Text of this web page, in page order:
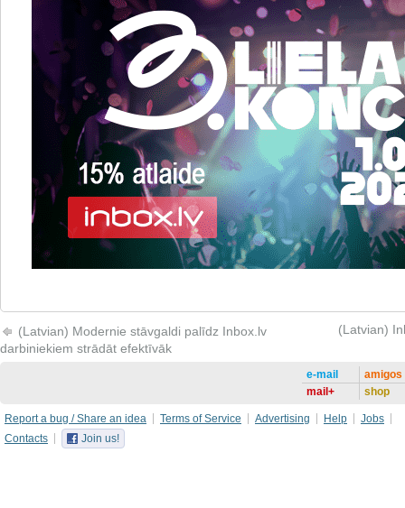
(Latvian) Modernie stāvgaldi palīdz Inbox.lv
darbiniekiem strādāt efektīvāk
(Latvian)
e-mail
mail+
amigos
shop
Report a bug / Share an idea Terms of Service Advertising Help
Jobs
Contacts
Join us!